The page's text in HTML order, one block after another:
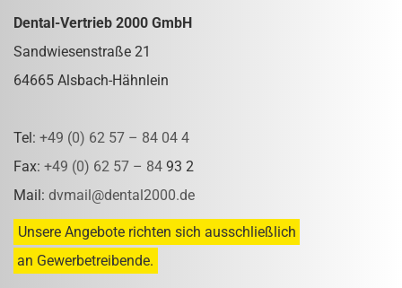
Dental-Vertrieb 2000 GmbH
Sandwiesenstraße 21
64665 Alsbach-Hähnlein
Tel: +49 (0) 62 57 – 84 04 4
Fax: +49 (0) 62 57 – 84 93 2
Mail: dvmail@dental2000.de
Unsere Angebote richten sich ausschließlich
an Gewerbetreibende.